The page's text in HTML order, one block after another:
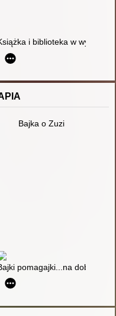
w bibliotece
i biblioteka w
Śląsku Opolskim 1945-
i medialnej - sieć
Bajka o Zuzi
w procesie zmiany
pomagajki...na dobry
przez czytanie